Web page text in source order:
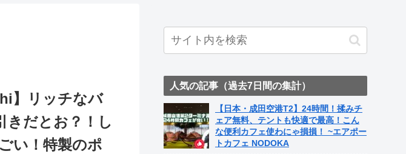
】リッチなバ
きだとお？！し
い！特製のポ
人気の記事（過去7日間の集計）
【日本・成田空港T2】24時間！揉みチ
ェア無料、テントも快適で最高！こん
な便利カフェ使わにゃ損損！ ~エアポー
トカフェ NODOKA